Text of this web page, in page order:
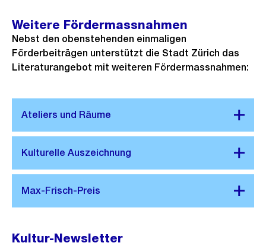
Weitere Fördermassnahmen
Nebst den obenstehenden einmaligen
Förderbeiträgen unterstützt die Stadt Zürich das
Literaturangebot mit weiteren Fördermassnahmen:
Kultur-Newsletter